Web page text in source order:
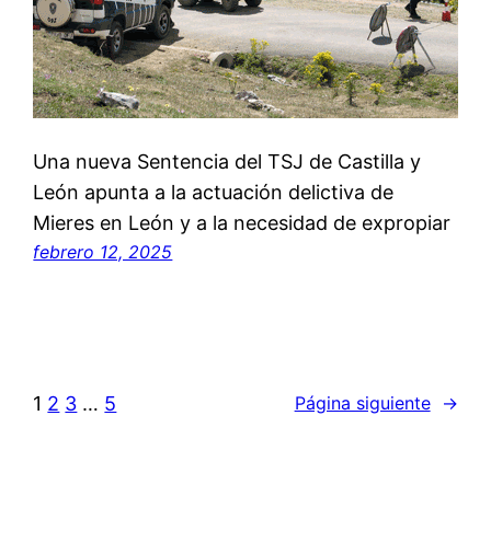
Una nueva Sentencia del TSJ de Castilla y
León apunta a la actuación delictiva de
Mieres en León y a la necesidad de expropiar
febrero 12, 2025
1 2 3 … 5 Página siguiente →